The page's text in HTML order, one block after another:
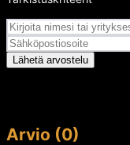
Lähetä arvostelu
Arvio (0)